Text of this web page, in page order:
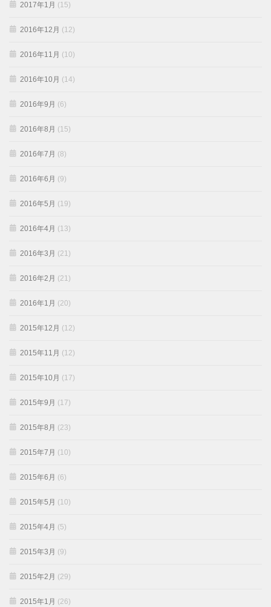
2017年1月 (15)
2016年12月 (12)
2016年11月 (10)
2016年10月 (14)
2016年9月 (6)
2016年8月 (15)
2016年7月 (8)
2016年6月 (9)
2016年5月 (19)
2016年4月 (13)
2016年3月 (21)
2016年2月 (21)
2016年1月 (20)
2015年12月 (12)
2015年11月 (12)
2015年10月 (17)
2015年9月 (17)
2015年8月 (23)
2015年7月 (10)
2015年6月 (6)
2015年5月 (10)
2015年4月 (5)
2015年3月 (9)
2015年2月 (29)
2015年1月 (26)